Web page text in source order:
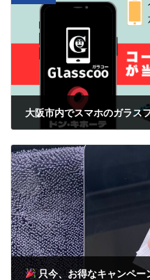
只今、お得なキャンペーン実施中